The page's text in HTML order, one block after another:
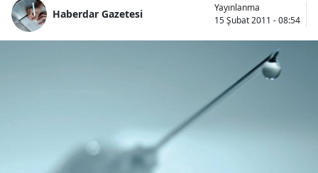
Haberdar Gazetesi
Yayınlanma
15 Şubat 2011 - 08:54